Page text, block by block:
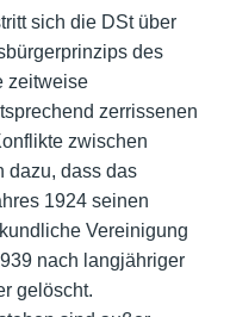
sich die DSt über
des
zeitweise
zerrissenen
zwischen
dazu, dass das
1924 seinen
Vereinigung
nach langjähriger
gelöscht.